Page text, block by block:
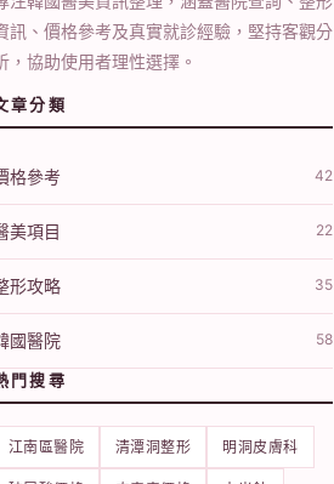
訊、價格參考及真實就診經驗，堅持客觀分
，協助使用者理性選擇。
章分類
格參考 42
美項目 22
形攻略 35
國醫院 58
門搜尋
江南區醫院 清潭洞整形 明洞皮膚科